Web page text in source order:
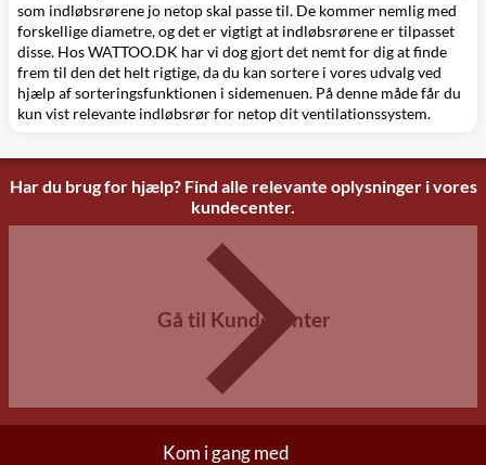
som indløbsrørene jo netop skal passe til. De kommer nemlig med
forskellige diametre, og det er vigtigt at indløbsrørene er tilpasset
disse. Hos WATTOO.DK har vi dog gjort det nemt for dig at finde
frem til den det helt rigtige, da du kan sortere i vores udvalg ved
hjælp af sorteringsfunktionen i sidemenuen. På denne måde får du
kun vist relevante indløbsrør for netop dit ventilationssystem.
Har du brug for hjælp? Find alle relevante oplysninger i vores
kundecenter.
Gå til Kundecenter
Kom i gang med